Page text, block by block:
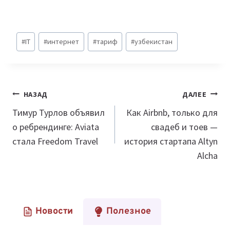
Метки
записи:
#IT #интернет #тариф #узбекистан
Навигация
по
записям
НАЗАД
Тимур Турлов объявил
о ребрендинге: Aviata
стала Freedom Travel
ДАЛЕЕ
Как Airbnb, только для
свадеб и тоев —
история стартапа Altyn
Alcha
Новости Полезное